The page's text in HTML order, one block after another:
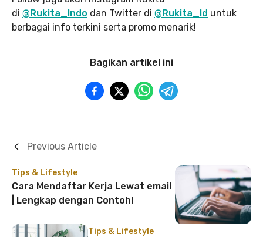
di @Rukita_Indo dan Twitter di @Rukita_Id untuk
berbagai info terkini serta promo menarik!
Bagikan artikel ini
Tips & Lifestyle
Cara Mendaftar Kerja Lewat email
| Lengkap dengan Contoh!
Previous Article
Tips & Lifestyle